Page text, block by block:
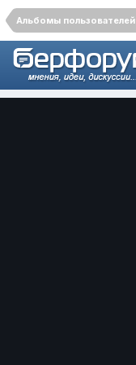
Альбомы пользователей